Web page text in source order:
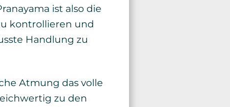
ist also die
kontrollieren und
Handlung zu
Atmung das volle
zu den